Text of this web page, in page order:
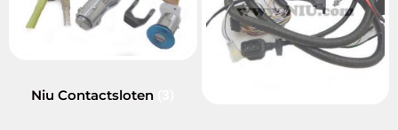
Niu Contactsloten